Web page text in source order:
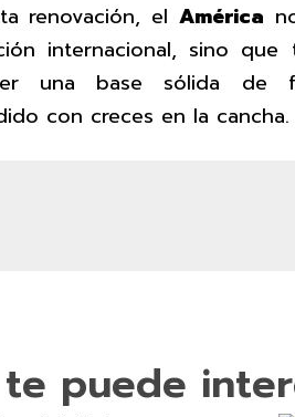
renovación, el América
internacional, sino
una base sólida de
con creces en la cancha.
puede